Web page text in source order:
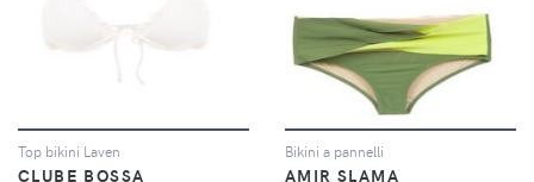
Top bikini Laven
CLUBE BOSSA
Bikini a pannelli
AMIR SLAMA